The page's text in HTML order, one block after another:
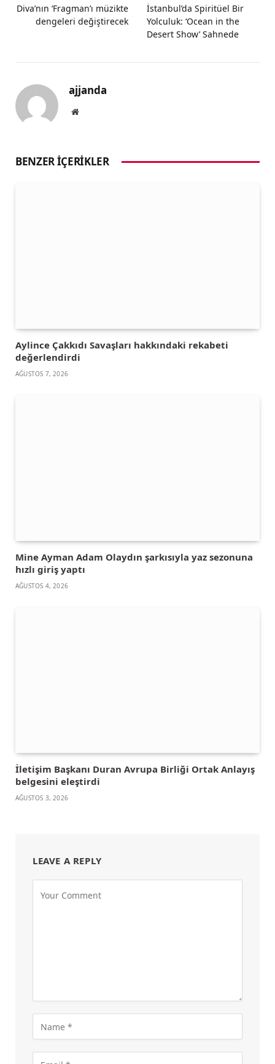
Diva’nın ‘Fragman’ı müzikte
dengeleri değiştirecek
İstanbul’da Spiritüel Bir
Yolculuk: ‘Ocean in the
Desert Show’ Sahnede
ajjanda
Website
BENZER İÇERIKLER
Aylince Çakkıdı Savaşları hakkındaki rekabeti
değerlendirdi
AĞUSTOS 7, 2026
Mine Ayman Adam Olaydın şarkısıyla yaz sezonuna
hızlı giriş yaptı
AĞUSTOS 4, 2026
İletişim Başkanı Duran Avrupa Birliği Ortak Anlayış
belgesini eleştirdi
AĞUSTOS 3, 2026
LEAVE A REPLY